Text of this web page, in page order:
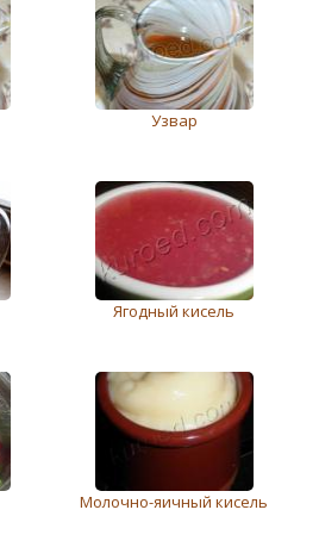
Узвар
Ягодный кисель
Молочно-яичный кисель